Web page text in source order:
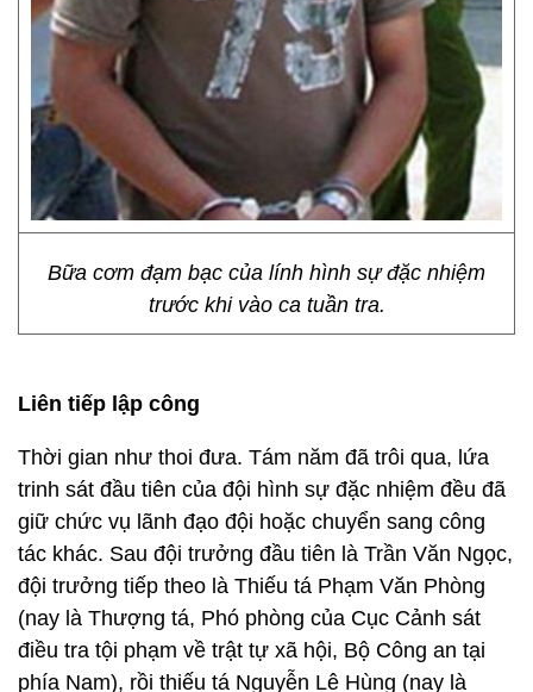
Bữa cơm đạm bạc của lính hình sự đặc nhiệm
trước khi vào ca tuần tra.
Liên tiếp lập công
Thời gian như thoi đưa. Tám năm đã trôi qua, lứa
trinh sát đầu tiên của đội hình sự đặc nhiệm đều đã
giữ chức vụ lãnh đạo đội hoặc chuyển sang công
tác khác. Sau đội trưởng đầu tiên là Trần Văn Ngọc,
đội trưởng tiếp theo là Thiếu tá Phạm Văn Phòng
(nay là Thượng tá, Phó phòng của Cục Cảnh sát
điều tra tội phạm về trật tự xã hội, Bộ Công an tại
phía Nam), rồi thiếu tá Nguyễn Lê Hùng (nay là